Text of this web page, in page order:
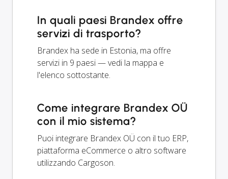
In quali paesi Brandex offre
servizi di trasporto?
Brandex ha sede in Estonia, ma offre
servizi in 9 paesi — vedi la mappa e
l'elenco sottostante.
Come integrare Brandex OÜ
con il mio sistema?
Puoi integrare Brandex OÜ con il tuo ERP,
piattaforma eCommerce o altro software
utilizzando Cargoson.